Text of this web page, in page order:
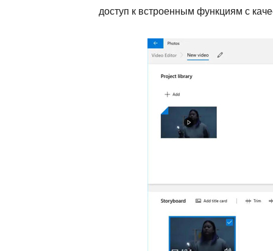
доступ к встроенным функциям с